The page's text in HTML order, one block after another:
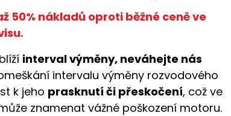
50% nákladů oproti běžné ceně ve
interval výměny, neváhejte nás
intervalu výměny rozvodového
k jeho prasknutí či přeskočení, což ve
znamenat vážné poškození motoru.